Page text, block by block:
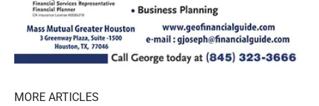
MORE ARTICLES